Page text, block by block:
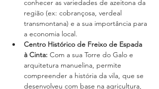
conhecer as variedades de azeitona da
região (ex: cobrançosa, verdeal
transmontana) e a sua importância para
a economia local.
Centro Histórico de Freixo de Espada
à Cinta: Com a sua Torre do Galo e
arquitetura manuelina, permite
compreender a história da vila, que se
desenvolveu com base na agricultura,